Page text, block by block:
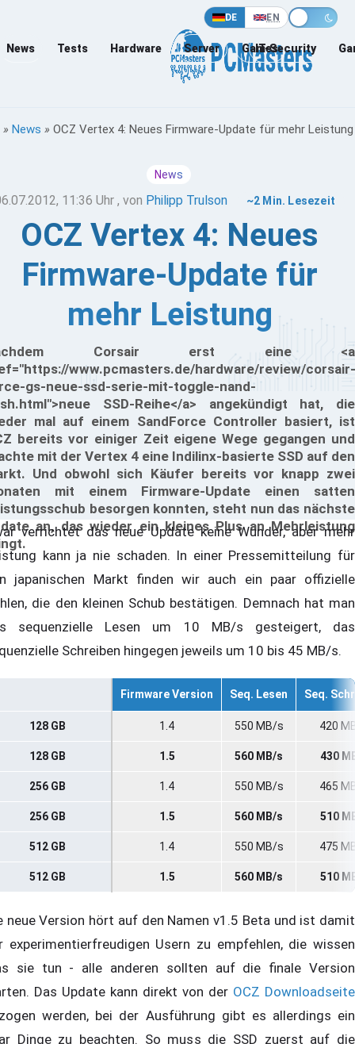
DE EN
News Tests Hardware Server Games
IT-Security
» News » OCZ Vertex 4: Neues Firmware-Update für mehr Leistung
News
11:36 Uhr , von Philipp Trulson ~2 Min. Lesezeit
OCZ Vertex 4: Neues
Firmware-Update für
mehr Leistung
Corsair erst eine <a
www.pcmasters.de/hardware/review/corsair-
gs-neue-ssd-serie-mit-toggle-nand-
SSD-Reihe</a> angekündigt hat, die
mal auf einem SandForce Controller basiert, ist
bereits vor einiger Zeit eigene Wege gegangen und
mit der Vertex 4 eine Indilinx-basierte SSD auf den
Und obwohl sich Käufer bereits vor knapp zwei
mit einem Firmware-Update einen satten
besorgen konnten, steht nun das nächste
an, das wieder ein kleines Plus an Mehrleistung
verrichtet das neue Update keine Wunder, aber mehr
kann ja nie schaden. In einer Pressemitteilung für
japanischen Markt finden wir auch ein paar offizielle
die den kleinen Schub bestätigen. Demnach hat man
sequenzielle Lesen um 10 MB/s gesteigert, das
Schreiben hingegen jeweils um 10 bis 45 MB/s.
Firmware Version Seq. Lesen Seq.
128 GB 1.4 550 MB/s 420
128 GB 1.5 560 MB/s 430
256 GB 1.4 550 MB/s 465
256 GB 1.5 560 MB/s 510
512 GB 1.4 550 MB/s 475
512 GB 1.5 560 MB/s 510
neue Version hört auf den Namen v1.5 Beta und ist damit
experimentierfreudigen Usern zu empfehlen, die wissen
sie tun - alle anderen sollten auf die finale Version
Das Update kann direkt von der OCZ Downloadseite
werden, bei der Ausführung gibt es allerdings ein
Dinge zu beachten. So muss die SSD zuerst auf die